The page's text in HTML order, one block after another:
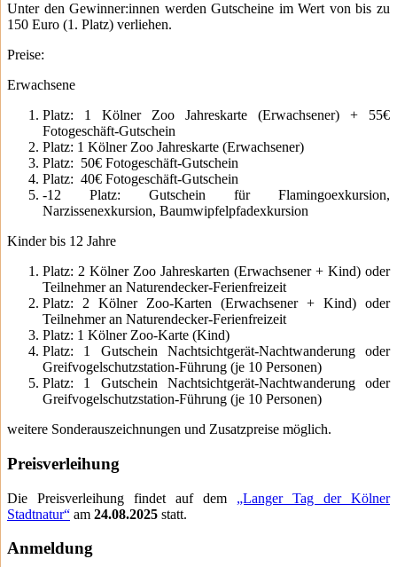
Unter den Gewinner:innen werden Gutscheine im Wert von bis zu
150 Euro (1. Platz) verliehen.
Preise:
Erwachsene
Platz: 1 Kölner Zoo Jahreskarte (Erwachsener) + 55€
Fotogeschäft-Gutschein
Platz: 1 Kölner Zoo Jahreskarte (Erwachsener)
Platz: 50€ Fotogeschäft-Gutschein
Platz: 40€ Fotogeschäft-Gutschein
-12 Platz: Gutschein für Flamingoexkursion,
Narzissenexkursion, Baumwipfelpfadexkursion
Kinder bis 12 Jahre
Platz: 2 Kölner Zoo Jahreskarten (Erwachsener + Kind) oder
Teilnehmer an Naturendecker-Ferienfreizeit
Platz: 2 Kölner Zoo-Karten (Erwachsener + Kind) oder
Teilnehmer an Naturendecker-Ferienfreizeit
Platz: 1 Kölner Zoo-Karte (Kind)
Platz: 1 Gutschein Nachtsichtgerät-Nachtwanderung oder
Greifvogelschutzstation-Führung (je 10 Personen)
Platz: 1 Gutschein Nachtsichtgerät-Nachtwanderung oder
Greifvogelschutzstation-Führung (je 10 Personen)
weitere Sonderauszeichnungen und Zusatzpreise möglich.
Preisverleihung
Die Preisverleihung findet auf dem „Langer Tag der Kölner
Stadtnatur“ am 24.08.2025 statt.
Anmeldung